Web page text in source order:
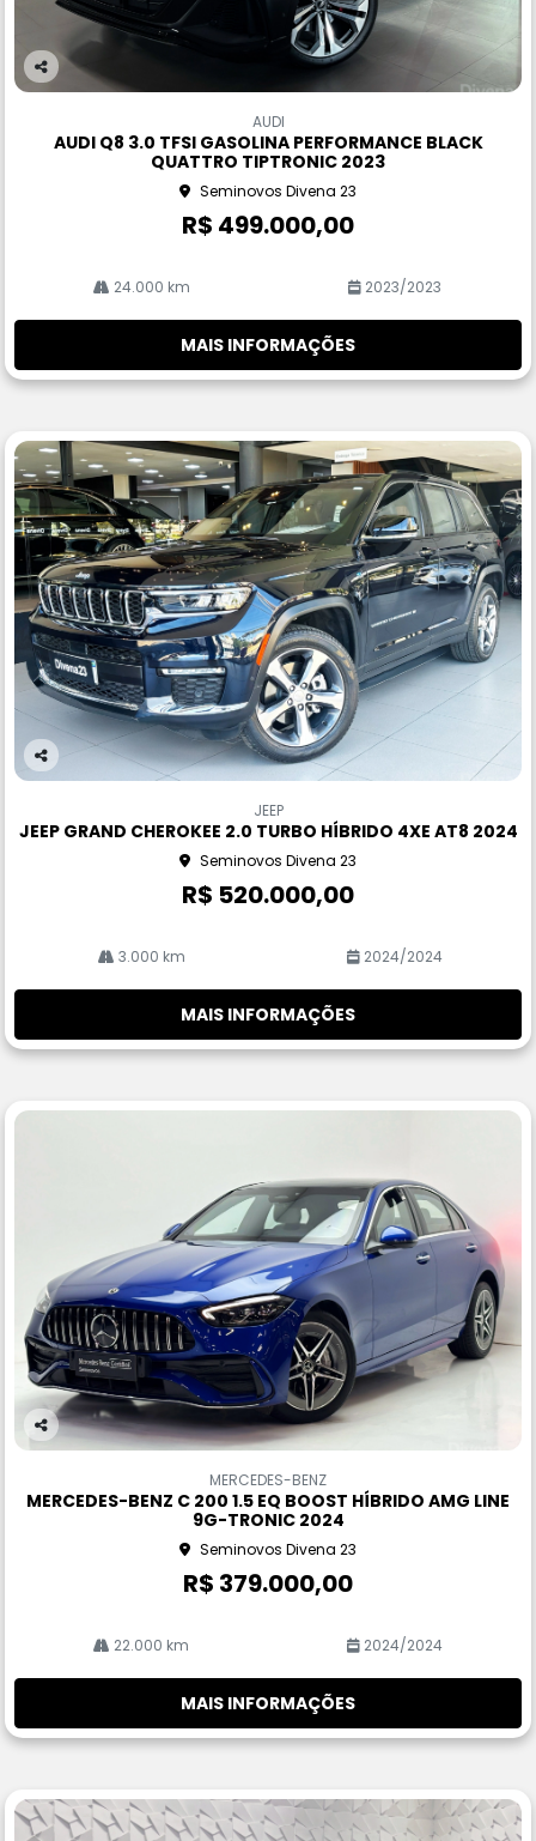
Co
AUDI
AUDI Q8 3.0 TFSI GASOLINA PERFORMANCE BLACK
QUATTRO TIPTRONIC 2023
Seminovos Divena 23
R$ 499.000,00
24.000 km 2023/2023
MAIS INFORMAÇÕES
Co
rtil
JEEP
JEEP GRAND CHEROKEE 2.0 TURBO HÍBRIDO 4XE AT8 2024
Seminovos Divena 23
R$ 520.000,00
3.000 km 2024/2024
MAIS INFORMAÇÕES
Co
rtil
MERCEDES-BENZ
MERCEDES-BENZ C 200 1.5 EQ BOOST HÍBRIDO AMG LINE
9G-TRONIC 2024
Seminovos Divena 23
R$ 379.000,00
22.000 km 2024/2024
MAIS INFORMAÇÕES